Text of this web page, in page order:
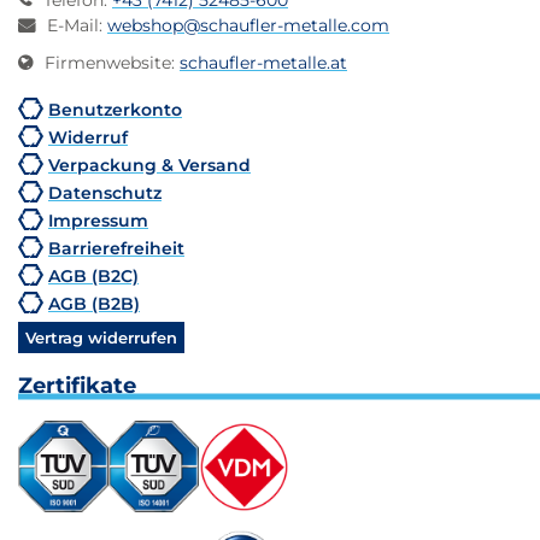
E-Mail: webshop@schaufler-metalle.com
Firmenwebsite: schaufler-metalle.at
Benutzerkonto
Widerruf
Verpackung & Versand
Datenschutz
Impressum
Barrierefreiheit
AGB (B2C)
AGB (B2B)
Vertrag widerrufen
Zertifikate